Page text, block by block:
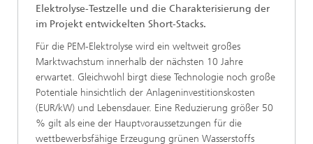
Elektrolyse-Testzelle und die Charakterisierung der
im Projekt entwickelten Short-Stacks.
Für die PEM-Elektrolyse wird ein weltweit großes
Marktwachstum innerhalb der nächsten 10 Jahre
erwartet. Gleichwohl birgt diese Technologie noch große
Potentiale hinsichtlich der Anlageninvestitionskosten
(EUR/kW) und Lebensdauer. Eine Reduzierung größer 50
% gilt als eine der Hauptvoraussetzungen für die
wettbewerbsfähige Erzeugung grünen Wasserstoffs